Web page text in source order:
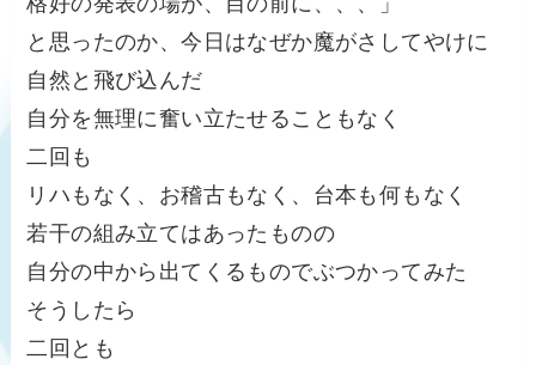
と思ったのか、今日はなぜか魔がさしてやけに
自然と飛び込んだ
自分を無理に奮い立たせることもなく
二回も
リハもなく、お稽古もなく、台本も何もなく
若干の組み立てはあったものの
自分の中から出てくるものでぶつかってみた
そうしたら
二回とも